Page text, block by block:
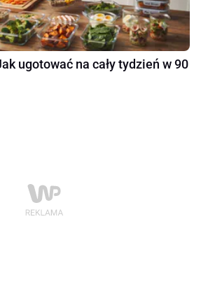
ugotować na cały tydzień w 90